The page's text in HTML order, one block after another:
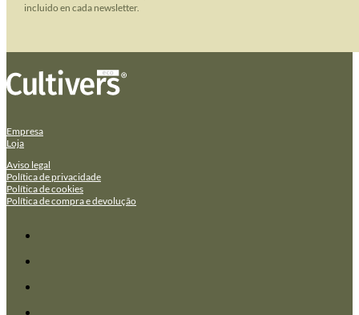
incluido en cada newsletter.
Empresa
Loja
Aviso legal
Política de privacidade
Política de cookies
Política de compra e devolução